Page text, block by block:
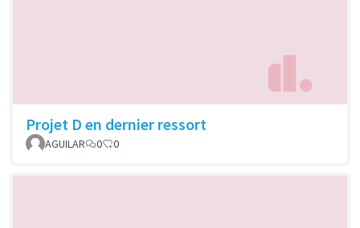
Projet D en dernier ressort
AGUILAR 0 0